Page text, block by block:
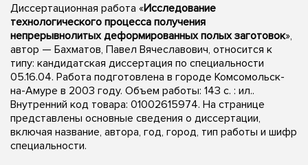
Диссертационная работа «Исследование
технологического процесса получения
непрерывнолитых деформированных полых заготовок»,
автор — Бахматов, Павел Вячеславович, относится к
типу: кандидатская диссертация по специальности
05.16.04. Работа подготовлена в городе Комсомольск-
на-Амуре в 2003 году. Объем работы: 143 с. : ил..
Внутренний код товара: 01002615974. На странице
представлены основные сведения о диссертации,
включая название, автора, год, город, тип работы и шифр
специальности.